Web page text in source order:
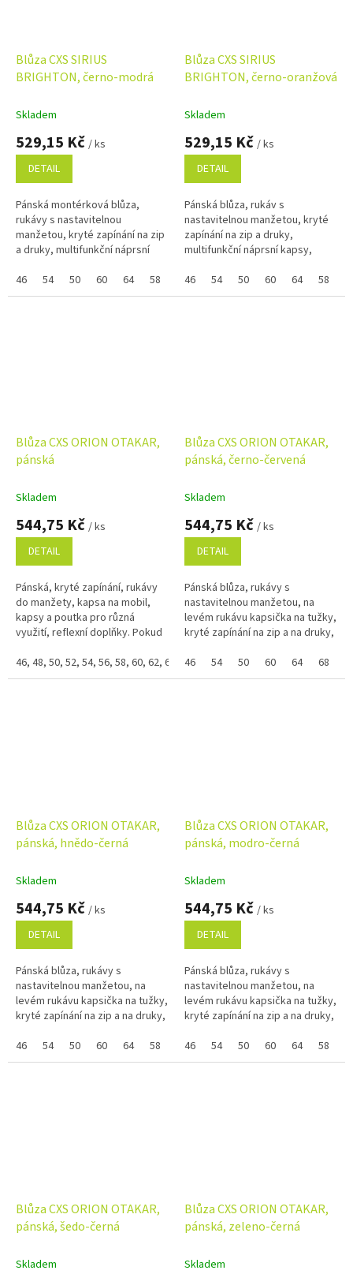
Blůza CXS SIRIUS
BRIGHTON, černo-modrá
Skladem
529,15 Kč / ks
DETAIL
Pánská montérková blůza,
rukávy s nastavitelnou
manžetou, kryté zapínání na zip
a druky, multifunkční náprsní
regulovatelný pas, reflexní
doplňky....
46 54 50 60 64 58 48 52 56 62
Blůza CXS SIRIUS
BRIGHTON, černo-oranžová
Skladem
529,15 Kč / ks
DETAIL
Pánská blůza, rukáv s
nastavitelnou manžetou, kryté
zapínání na zip a druky,
multifunkční náprsní kapsy,
doplňky. Pokud nejde vybrat
samostatná...
46 54 50 60 64 58
Blůza CXS ORION OTAKAR,
pánská
Skladem
544,75 Kč / ks
DETAIL
Pánská, kryté zapínání, rukávy
do manžety, kapsa na mobil,
kapsy a poutka pro různá
využití, reflexní doplňky. Pokud
velikost zboží a zobrazuje se
Vám...
46, 48, 50, 52, 54, 56, 58, 60, 62, 64
Blůza CXS ORION OTAKAR,
pánská, černo-červená
Skladem
544,75 Kč / ks
DETAIL
Pánská blůza, rukávy s
nastavitelnou manžetou, na
levém rukávu kapsička na tužky,
kryté zapínání na zip a na druky,
boční kapsy, pas na bocích do...
46 54 50 60 64 68
Blůza CXS ORION OTAKAR,
pánská, hnědo-černá
Skladem
544,75 Kč / ks
DETAIL
Pánská blůza, rukávy s
nastavitelnou manžetou, na
levém rukávu kapsička na tužky,
kryté zapínání na zip a na druky,
boční kapsy, pas na bocích do...
46 54 50 60 64 58 48 52 56 62
Blůza CXS ORION OTAKAR,
pánská, modro-černá
Skladem
544,75 Kč / ks
DETAIL
Pánská blůza, rukávy s
nastavitelnou manžetou, na
levém rukávu kapsička na tužky,
kryté zapínání na zip a na druky,
boční kapsy, pas na bocích do...
46 54 50 60 64 58
Blůza CXS ORION OTAKAR,
pánská, šedo-černá
Skladem
Blůza CXS ORION OTAKAR,
pánská, zeleno-černá
Skladem